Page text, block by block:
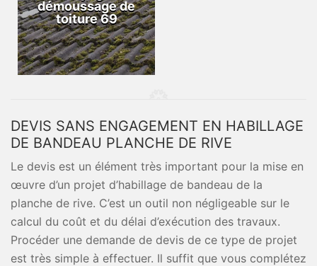
démoussage de
toiture 69
DEVIS SANS ENGAGEMENT EN HABILLAGE
DE BANDEAU PLANCHE DE RIVE
Le devis est un élément très important pour la mise en
œuvre d’un projet d’habillage de bandeau de la
planche de rive. C’est un outil non négligeable sur le
calcul du coût et du délai d’exécution des travaux.
Procéder une demande de devis de ce type de projet
est très simple à effectuer. Il suffit que vous complétez